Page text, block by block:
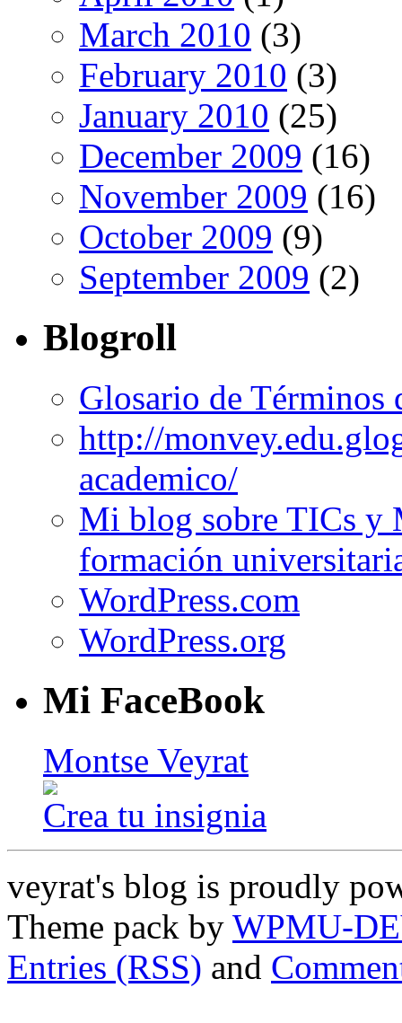
March 2010 (3)
February 2010 (3)
January 2010 (25)
December 2009 (16)
November 2009 (16)
October 2009 (9)
September 2009 (2)
Blogroll
Glosario de Términos
http://
academico/
Mi blog sobre TICs y
formación
WordPress.com
WordPress.org
Mi FaceBook
Montse Veyrat
Crea tu insignia
veyrat's blog is proudly
Theme pack by WPMU-
Entries (RSS) and